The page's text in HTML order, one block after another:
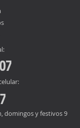
domingos y festivos 9